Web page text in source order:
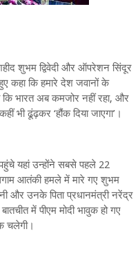
शुभम द्विवेदी और ऑपरेशन सिंदूर
कहा कि हमारे देश जवानों के
भारत अब कमजोर नहीं रहा, और
भी ढूंढ़कर ‘हौंक दिया जाएगा’।
यहां उन्होंने सबसे पहले 22
आतंकी हमले में मारे गए शुभम
और उनके पिता प्रधानमंत्री नरेंद्र
में पीएम मोदी भावुक हो गए
चलेगी।